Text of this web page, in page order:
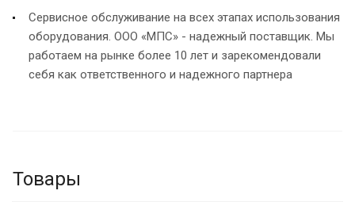
Сервисное обслуживание на всех этапах использования
оборудования. ООО «МПС» - надежный поставщик. Мы
работаем на рынке более 10 лет и зарекомендовали
себя как ответственного и надежного партнера
Товары